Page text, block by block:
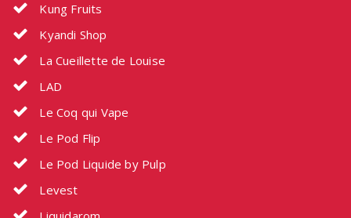
Kung Fruits
Kyandi Shop
La Cueillette de Louise
LAD
Le Coq qui Vape
Le Pod Flip
Le Pod Liquide by Pulp
Levest